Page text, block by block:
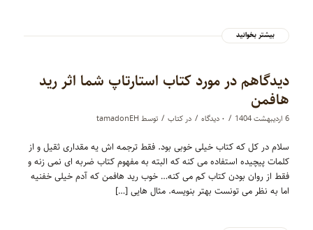
بیشتر بخوانید
دیدگاهم در مورد کتاب استارتاپ شما اثر رید
هافمن
6 اردیبهشت 1404 / ۰ دیدگاه‌ / در کتاب / توسط tamadonEH
سلام در کل که کتاب خیلی خوبی بود. فقط ترجمه اش یه مقداری ثقیل و از
کلمات پیچیده استفاده می کنه که البته به مفهوم کتاب ضربه ای نمی زنه و
فقط از روان بودن کتاب کم می کنه… خوب رید هافمن که آدم خیلی خفنیه
اما به نظر می تونست بهتر بنویسه. مثال هایی […]